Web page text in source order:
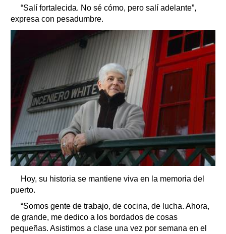
“Salí fortalecida. No sé cómo, pero salí adelante”,
expresa con pesadumbre.
Hoy, su historia se mantiene viva en la memoria del
puerto.
“Somos gente de trabajo, de cocina, de lucha. Ahora,
de grande, me dedico a los bordados de cosas
pequeñas. Asistimos a clase una vez por semana en el